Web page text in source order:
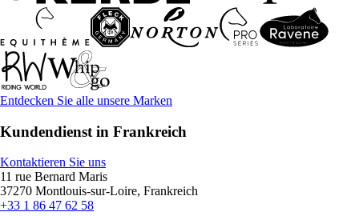
Entdecken Sie alle unsere Marken
Kundendienst in Frankreich
Kontaktieren Sie uns
11 rue Bernard Maris
37270 Montlouis-sur-Loire, Frankreich
+33 1 86 47 62 58